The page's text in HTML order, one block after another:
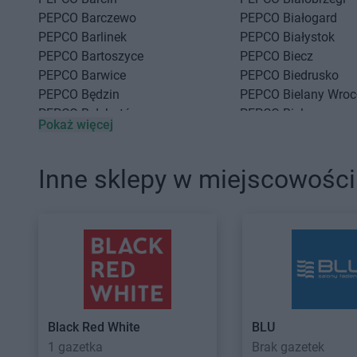
PEPCO Barczewo
PEPCO Barlinek
PEPCO Bartoszyce
PEPCO Barwice
PEPCO Będzin
PEPCO Bełchatów
PEPCO Bełżyce
PEPCO
Bestwina
PEPCO Białogard
PEPCO Białystok
PEPCO Biecz
PEPCO Biedrusko
PEPCO Bielany
PEPCO Bielawa
PEPCO Bierutów
Chełmno
Chmielnik
Chocianów
Chodzież
Chorzów
Choszczno
PEPCO Dąbrowa Białostocka
PEPCO Dawidy
Pokaż więcej
Inne sklepy w
Black Red White
1 gazetka
BLU
Brak gazetek